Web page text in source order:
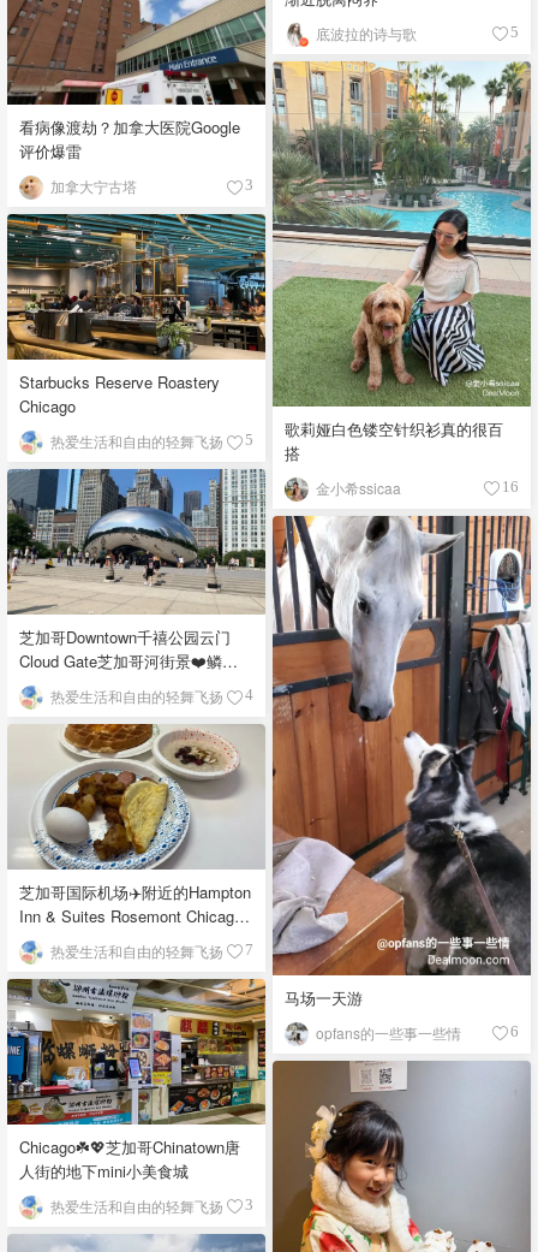
底波拉的诗与歌 5
看病像渡劫？加拿大医院Google
评价爆雷
加拿大宁古塔 3
歌莉娅白色镂空针织衫真的很百
搭
金小希ssicaa 16
Starbucks Reserve Roastery
Chicago
热爱生活和自由的轻舞飞扬 5
芝加哥Downtown千禧公园云门
Cloud Gate芝加哥河街景❤️鳞次
栉比的高楼
热爱生活和自由的轻舞飞扬 4
马场一天游
opfans的一些事一些情 6
芝加哥国际机场✈️附近的Hampton
Inn & Suites Rosemont Chicago
O'Hare自助早餐
热爱生活和自由的轻舞飞扬 7
Chicago☘️💖芝加哥Chinatown唐
人街的地下mini小美食城
热爱生活和自由的轻舞飞扬 3